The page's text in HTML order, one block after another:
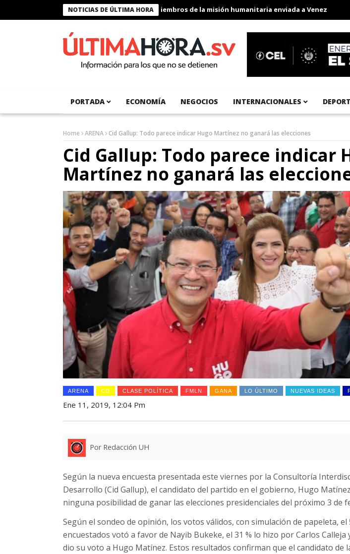
NOTICIAS DE ÚLTIMA HORA
Presidente Bukele condecora a miembros de la misión humanitaria enviada a Venezuela
PORTADA ECONOMÍA NEGOCIOS INTERNACIONALES
Home ARENA Cid Gallup: Todo parece indicar Hugo Martínez no ganará las elecciones
Cid Gallup: Todo parece indicar
Martínez no ganará las
ARENA CD CLASE POLÍTICA FMLN GANA LO ÚLTIMO NUEVAS IDEAS
Ene 11, 2019, 12:04 Pm
Por Redacción UH
Según la nueva encuesta presentada este viernes por la Consultoría
Desarrollo (Cid Gallup), el candidato del partido en el gobierno, Hugo
ninguna posibilidad de ganar las elecciones presidenciales del próximo 3 de
Según el sondeo de opinión, los votos válidos, con simulación de papeleta, el
encuestados votó a favor de Nayib Bukeke, el 31 % lo hizo por Carlos Calleja
dio su voto a Hugo Matínez. Estos resultados confirman que el candidato de